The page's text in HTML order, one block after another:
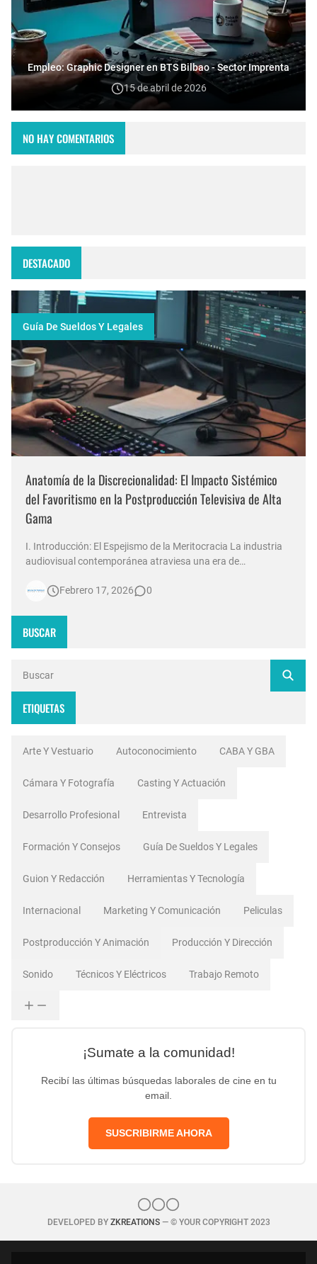
Empleo: Graphic Designer en BTS Bilbao - Sector Imprenta
15 de abril de 2026
NO HAY COMENTARIOS
DESTACADO
Guía De Sueldos Y Legales
Anatomía de la Discrecionalidad: El Impacto Sistémico
del Favoritismo en la Postproducción Televisiva de Alta
Gama
I. Introducción: El Espejismo de la Meritocracia La industria
audiovisual contemporánea atraviesa una era de
noticias en Argentina invierten millones de dólares en
Febrero 17, 2026 0
BUSCAR
ETIQUETAS
Arte Y Vestuario Autoconocimiento CABA Y GBA
Cámara Y Fotografía Casting Y Actuación
Desarrollo Profesional Entrevista
Formación Y Consejos Guía De Sueldos Y Legales
Guion Y Redacción Herramientas Y Tecnología
Internacional Marketing Y Comunicación Peliculas
Postproducción Y Animación Producción Y Dirección
Sonido Técnicos Y Eléctricos Trabajo Remoto
¡Sumate a la comunidad!
Recibí las últimas búsquedas laborales de cine en tu
email.
SUSCRIBIRME AHORA
DEVELOPED BY ZKREATIONS— © YOUR COPYRIGHT 2023